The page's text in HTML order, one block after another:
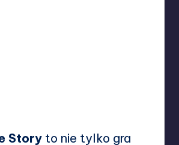
Story to nie tylko gra